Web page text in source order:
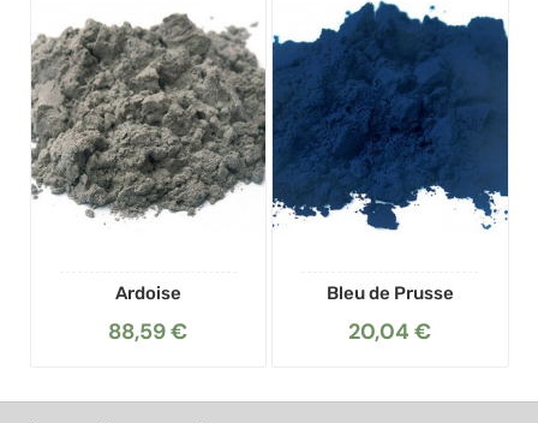
Ardoise
88,59 €
Bleu de Prusse
20,04 €